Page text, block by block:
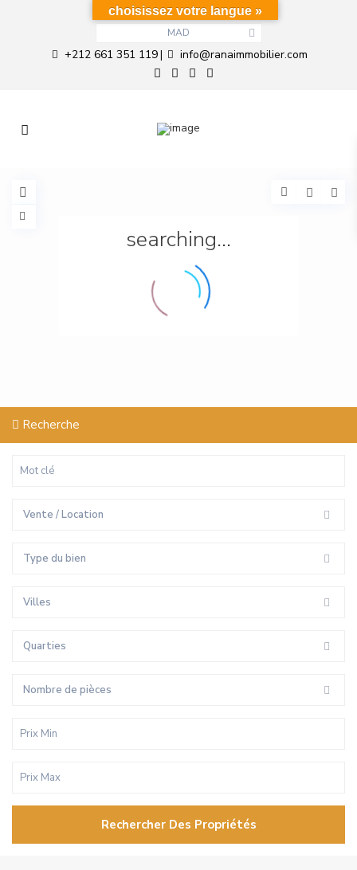
MAD
+212 661 351 119| info@ranaimmobilier.com
searching...
Recherche
Vente / Location
Type du bien
Villes
Quarties
Nombre de pièces
Rechercher Des Propriétés
choisissez votre langue »